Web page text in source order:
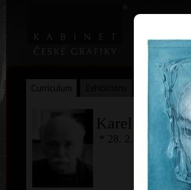
Curriculum Awards
Karel Demel
* 28. 2. 1942